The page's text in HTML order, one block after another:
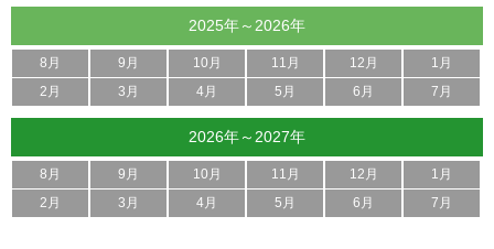
2025年～2026年
8月 9月 10月 11月 12月
1月
2月
3月 4月 5月 6月 7月
2026年～2027年
8月 9月 10月 11月 12月
1月
2月
3月 4月 5月 6月 7月